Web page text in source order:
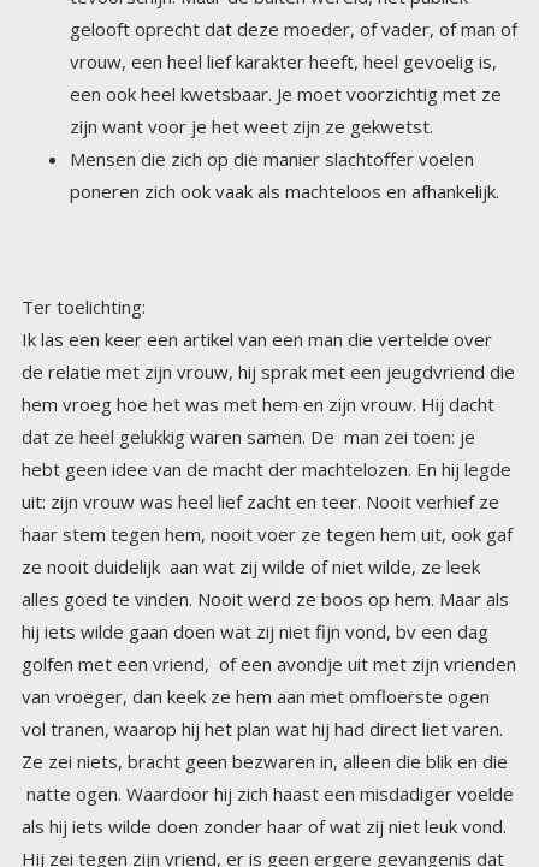
zijn want voor je het weet zijn ze gekwetst.
Mensen die zich op die manier slachtoffer voelen
poneren zich ook vaak als machteloos en afhankelijk.
Ter toelichting:
Ik las een keer een artikel van een man die vertelde over
de relatie met zijn vrouw, hij sprak met een jeugdvriend die
hem vroeg hoe het was met hem en zijn vrouw. Hij dacht
dat ze heel gelukkig waren samen. De man zei toen: je
hebt geen idee van de macht der machtelozen. En hij legde
uit: zijn vrouw was heel lief zacht en teer. Nooit verhief ze
haar stem tegen hem, nooit voer ze tegen hem uit, ook gaf
ze nooit duidelijk aan wat zij wilde of niet wilde, ze leek
alles goed te vinden. Nooit werd ze boos op hem. Maar als
hij iets wilde gaan doen wat zij niet fijn vond, bv een dag
golfen met een vriend, of een avondje uit met zijn vrienden
van vroeger, dan keek ze hem aan met omfloerste ogen
vol tranen, waarop hij het plan wat hij had direct liet varen.
Ze zei niets, bracht geen bezwaren in, alleen die blik en die
natte ogen. Waardoor hij zich haast een misdadiger voelde
als hij iets wilde doen zonder haar of wat zij niet leuk vond.
Hij zei tegen zijn vriend, er is geen ergere gevangenis dat
deze relatie, ook omdat ontsnappen eigenlijk onmogelijk is.
Niemand zou mijn keuze begrijpen, zij al helemaal niet. Maar
op deze manier heeft zij alle macht over mij. Ik ben niet
opgewassen tegen die ogen vol tranen. Ik voel me meestal